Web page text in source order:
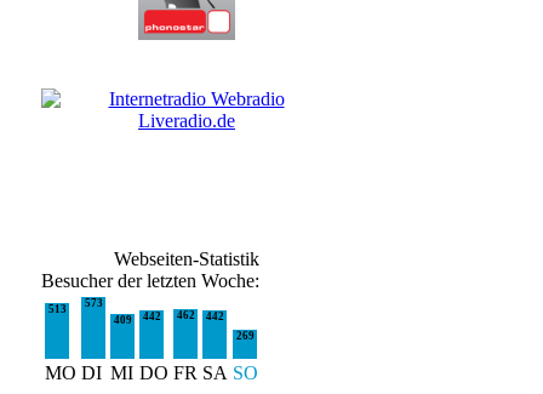
Webseiten-Statistik
Besucher der letzten Woche:
513
573
409
442 462
442
269
MO DI MI DO FR SA SO